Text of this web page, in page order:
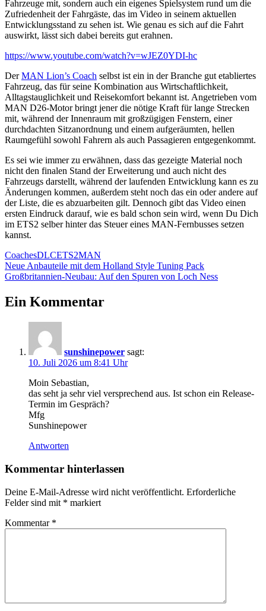
Fahrzeuge mit, sondern auch ein eigenes Spielsystem rund um die
Zufriedenheit der Fahrgäste, das im Video in seinem aktuellen
Entwicklungsstand zu sehen ist. Wie genau es sich auf die Fahrt
auswirkt, lässt sich dabei bereits gut erahnen.
https://www.youtube.com/watch?v=wJEZ0YDI-hc
DerMAN Lion’s Coach selbst ist ein in der Branche gut etabliertes
Fahrzeug, das für seine Kombination aus Wirtschaftlichkeit,
Alltagstauglichkeit und Reisekomfort bekannt ist. Angetrieben vom
MAN D26-Motor bringt jener die nötige Kraft für lange Strecken
mit, während der Innenraum mit großzügigen Fenstern, einer
durchdachten Sitzanordnung und einem aufgeräumten, hellen
Raumgefühl sowohl Fahrern als auch Passagieren entgegenkommt.
Es sei wie immer zu erwähnen, dass das gezeigte Material noch
nicht den finalen Stand der Erweiterung und auch nicht des
Fahrzeugs darstellt, während der laufenden Entwicklung kann es zu
Änderungen kommen, außerdem steht noch das ein oder andere auf
der Liste, die es abzuarbeiten gilt. Dennoch gibt das Video einen
ersten Eindruck darauf, wie es bald schon sein wird, wenn Du Dich
im ETS2 selber hinter das Steuer eines MAN-Fernbusses setzen
kannst.
CoachesDLCETS2MAN
Beitrags-
Navigation
Vorheriger
Beitrag:
Neue Anbauteile mit dem Holland Style Tuning Pack
Nächster
Großbritannien-Neubau: Auf den Spuren von Loch Ness
Ein Kommentar
sunshinepower sagt:
10. Juli 2026 um 8:41 Uhr
Moin Sebastian,
das seht ja sehr viel versprechend aus. Ist schon ein Release-
Termin im Gespräch?
Mfg
Sunshinepower
Antworten
Kommentar hinterlassen
Deine E-Mail-Adresse wird nicht veröffentlicht. Erforderliche
Felder sind mit * markiert
Kommentar *